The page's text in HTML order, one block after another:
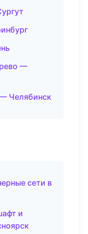
—
Челябинск
сети в
и